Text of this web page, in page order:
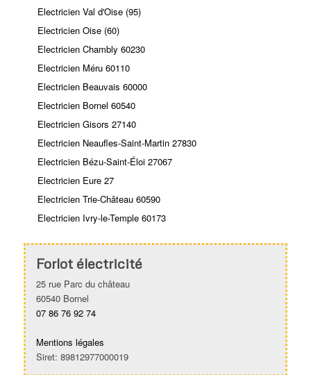
Electricien Val d'Oise (95)
Electricien Oise (60)
Electricien Chambly 60230
Electricien Méru 60110
Electricien Beauvais 60000
Electricien Bornel 60540
Electricien Gisors 27140
Electricien Neaufles-Saint-Martin 27830
Electricien Bézu-Saint-Éloi 27067
Electricien Eure 27
Electricien Trie-Château 60590
Electricien Ivry-le-Temple 60173
Forlot électricité
25 rue Parc du château
60540 Bornel
07 86 76 92 74
Mentions légales
Siret: 89812977000019